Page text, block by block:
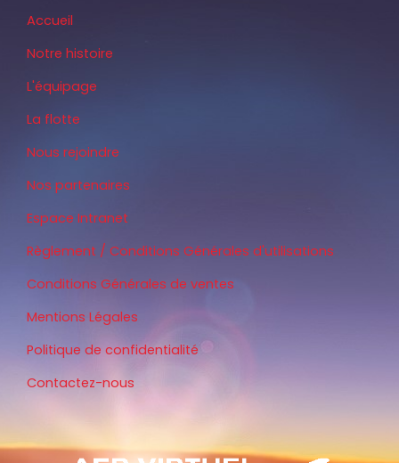
Accueil
Notre histoire
L'équipage
La flotte
Nous rejoindre
Nos partenaires
Espace Intranet
Règlement / Conditions Générales d'utilisations
Conditions Générales de ventes
Mentions Légales
Politique de confidentialité
Contactez-nous